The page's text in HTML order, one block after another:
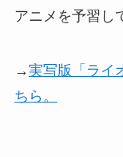
アニメを予習し
→実写版「ライ
ちら。